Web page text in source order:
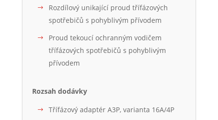
Rozdílový unikající proud třífázových
spotřebičů s pohyblivým přívodem
Proud tekoucí ochranným vodičem
třífázových spotřebičů s pohyblivým
přívodem
Rozsah dodávky
Třífázový adaptér A3P, varianta 16A/4P